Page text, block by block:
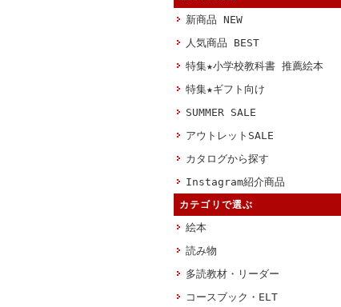
新商品 NEW
人気商品 BEST
特集★小学校教科書 推薦絵本
特集★ギフト向け
SUMMER SALE
アウトレットSALE
カタログから探す
Instagram紹介商品
カテゴリで選ぶ
絵本
読み物
多読教材・リーダー
コースブック・ELT